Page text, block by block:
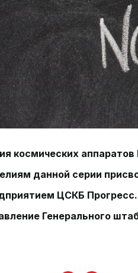
космических
данной серии
ЦСКБ
Генерального